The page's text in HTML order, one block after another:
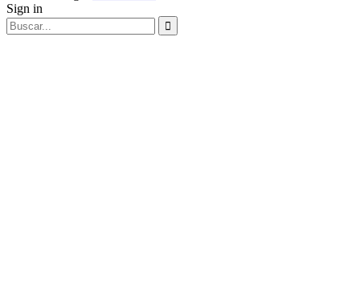
Sign in